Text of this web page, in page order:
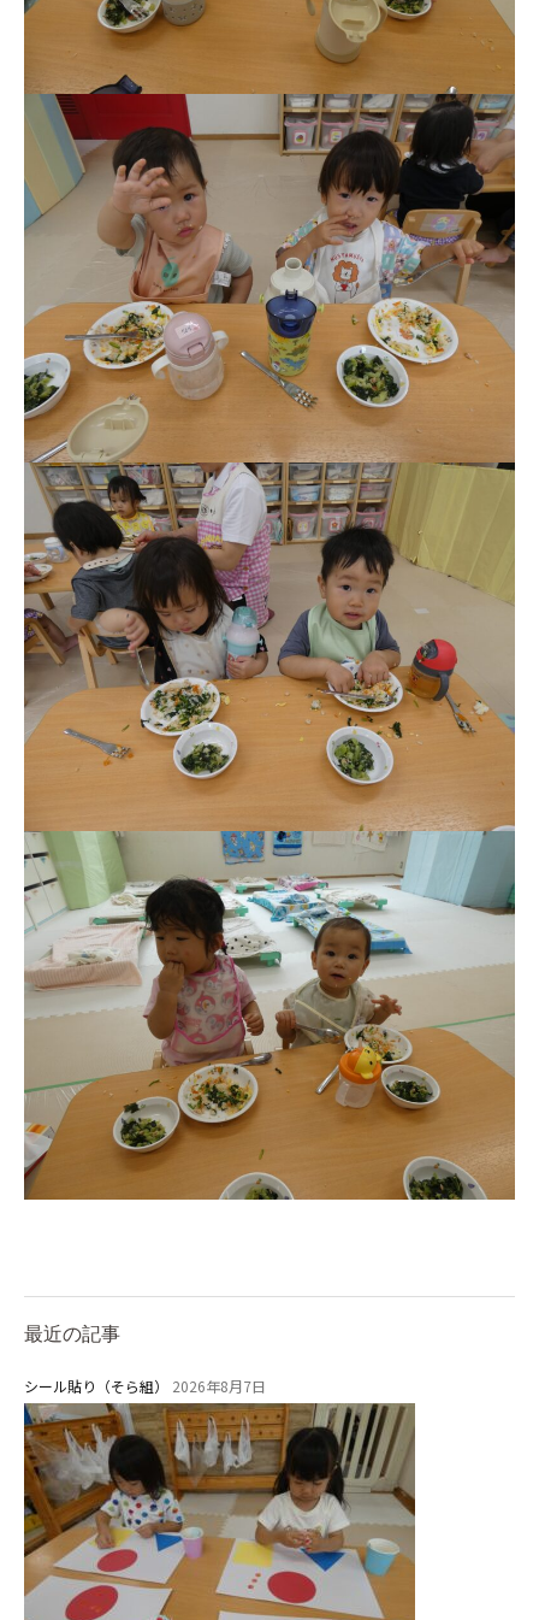
最近の記事
シール貼り（そら組） 2026年8月7日
教職員募集
園のこと
園舎案内
安⼼・安全対策
理事長のことば
教育と保育
美⽊多幼稚園の理想
園の1⽇
年間⾏事
預かり保育［ヒラソル ]
美⽊多チコス
美⽊多チコスについて
美⽊多チコスブログ
未就園児クラス
0歳親子登園［マカロンクラス ]
1歳・2歳親子登園［マリポサクラ
ス ]
2歳児ひとり登園［ゆず組 ]
グループ施設・
関係先リンク
学校法⼈鴨⾕学園 鳳幼稚園
学校法⼈諏訪森学園 諏訪森幼稚
園
⼤阪府私⽴幼稚園連盟